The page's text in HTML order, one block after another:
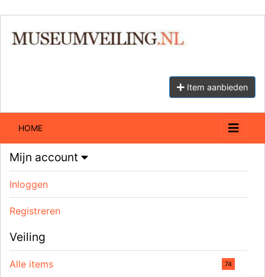
Item aanbieden
HOME
Mijn account
Inloggen
Registreren
Veiling
Alle items 74